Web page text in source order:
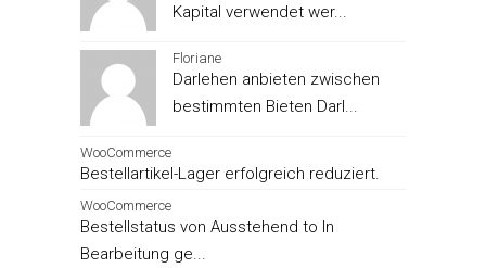
Kapital verwendet wer...
Floriane
Darlehen anbieten zwischen
bestimmten Bieten Darl...
WooCommerce
Bestellartikel-Lager erfolgreich reduziert.
WooCommerce
Bestellstatus von Ausstehend to In
Bearbeitung ge...